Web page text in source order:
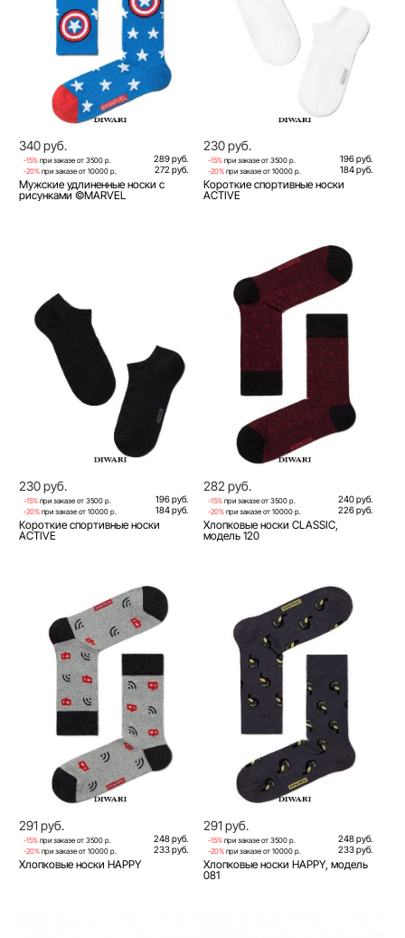
340 руб.
-15% при заказе от 3500 р. 289 руб.
-20% при заказе от 10000 р. 272 руб.
Мужские удлиненные носки с
рисунками ©MARVEL
230 руб.
-15% при заказе от 3500 р. 196 руб.
-20% при заказе от 10000 р. 184 руб.
Короткие спортивные носки
ACTIVE
230 руб.
-15% при заказе от 3500 р. 196 руб.
-20% при заказе от 10000 р. 184 руб.
Короткие спортивные носки
ACTIVE
282 руб.
-15% при заказе от 3500 р. 240 руб.
-20% при заказе от 10000 р. 226 руб.
Хлопковые носки CLASSIC,
модель 120
291 руб.
-15% при заказе от 3500 р. 248 руб.
-20% при заказе от 10000 р. 233 руб.
Хлопковые носки HAPPY
291 руб.
-15% при заказе от 3500 р. 248 руб.
-20% при заказе от 10000 р. 233 руб.
Хлопковые носки HAPPY, модель
081